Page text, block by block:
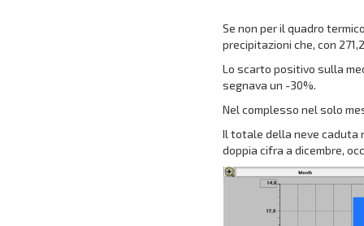
Se non per il quadro
precipitazioni che, con
Lo scarto positivo sulla
segnava un -30%.
Nel complesso nel solo
Il totale della neve caduta
doppia cifra a dicembre,